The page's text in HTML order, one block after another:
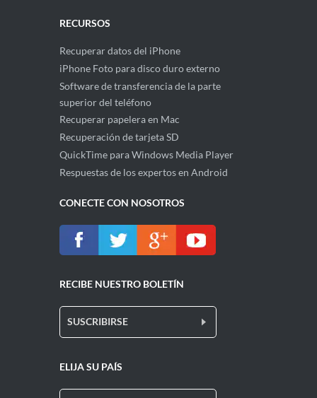
RECURSOS
Recuperar datos del iPhone
iPhone Foto para disco duro externo
Software de transferencia de la parte
superior del teléfono
Recuperar papelera en Mac
Recuperación de tarjeta SD
QuickTime para Windows Media Player
Respuestas de los expertos en Android
CONECTE CON NOSOTROS
RECIBE NUESTRO BOLETÍN
SUSCRIBIRSE
ELIJA SU PAÍS